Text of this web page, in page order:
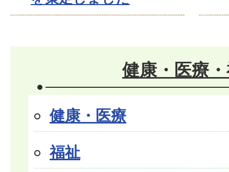
健康・医療
健康・医療
福祉